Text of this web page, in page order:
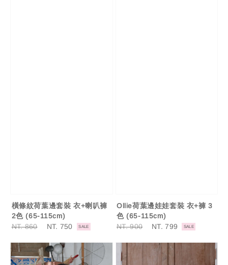
橫條紋荷葉邊套裝 衣+喇叭褲
2色 (65-115cm)
Regular
NT. 860
Sale
NT. 750 SALE
Ollie荷葉邊娃娃套裝 衣+褲 3
色 (65-115cm)
Regular
NT. 900
Sale
NT. 799 SALE